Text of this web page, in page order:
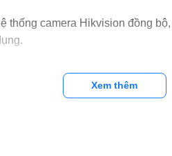
thống camera Hikvision đồng
Xem thêm